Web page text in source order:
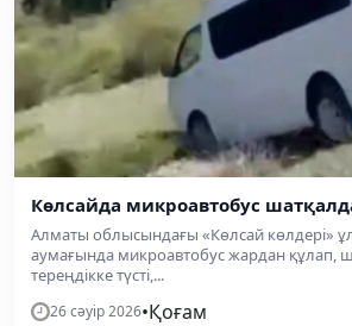
Көлсайда микроавтобус
Алматы облысындағы «Көлсай көлдері»
аумағында микроавтобус жардан құлап,
тереңдікке түсті,...
26 сәуір 2026•Қоғам